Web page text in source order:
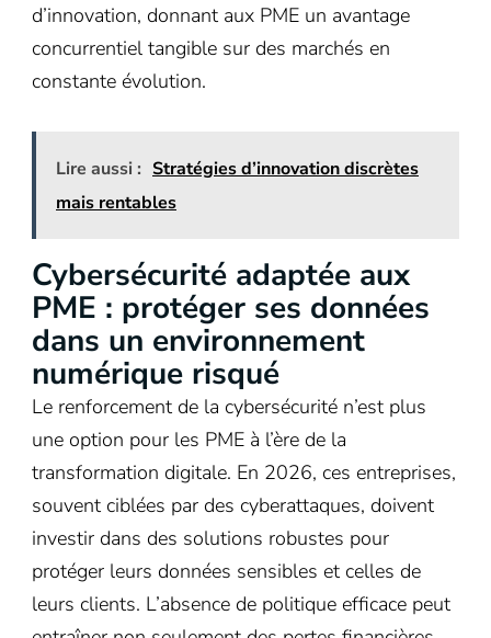
d’innovation, donnant aux PME un avantage
concurrentiel tangible sur des marchés en
constante évolution.
Lire aussi : Stratégies d’innovation discrètes
mais rentables
Cybersécurité adaptée aux
PME : protéger ses données
dans un environnement
numérique risqué
Le renforcement de la cybersécurité n’est plus
une option pour les PME à l’ère de la
transformation digitale. En 2026, ces entreprises,
souvent ciblées par des cyberattaques, doivent
investir dans des solutions robustes pour
protéger leurs données sensibles et celles de
leurs clients. L’absence de politique efficace peut